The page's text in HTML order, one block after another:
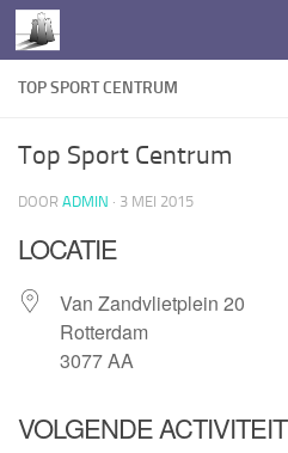
Doorgaan naar inhoud
TOP SPORT CENTRUM
Top Sport Centrum
DOOR ADMIN · 3 MEI 2015
LOCATIE
Van Zandvlietplein 20
Rotterdam
3077 AA
VOLGENDE ACTIVITEIT